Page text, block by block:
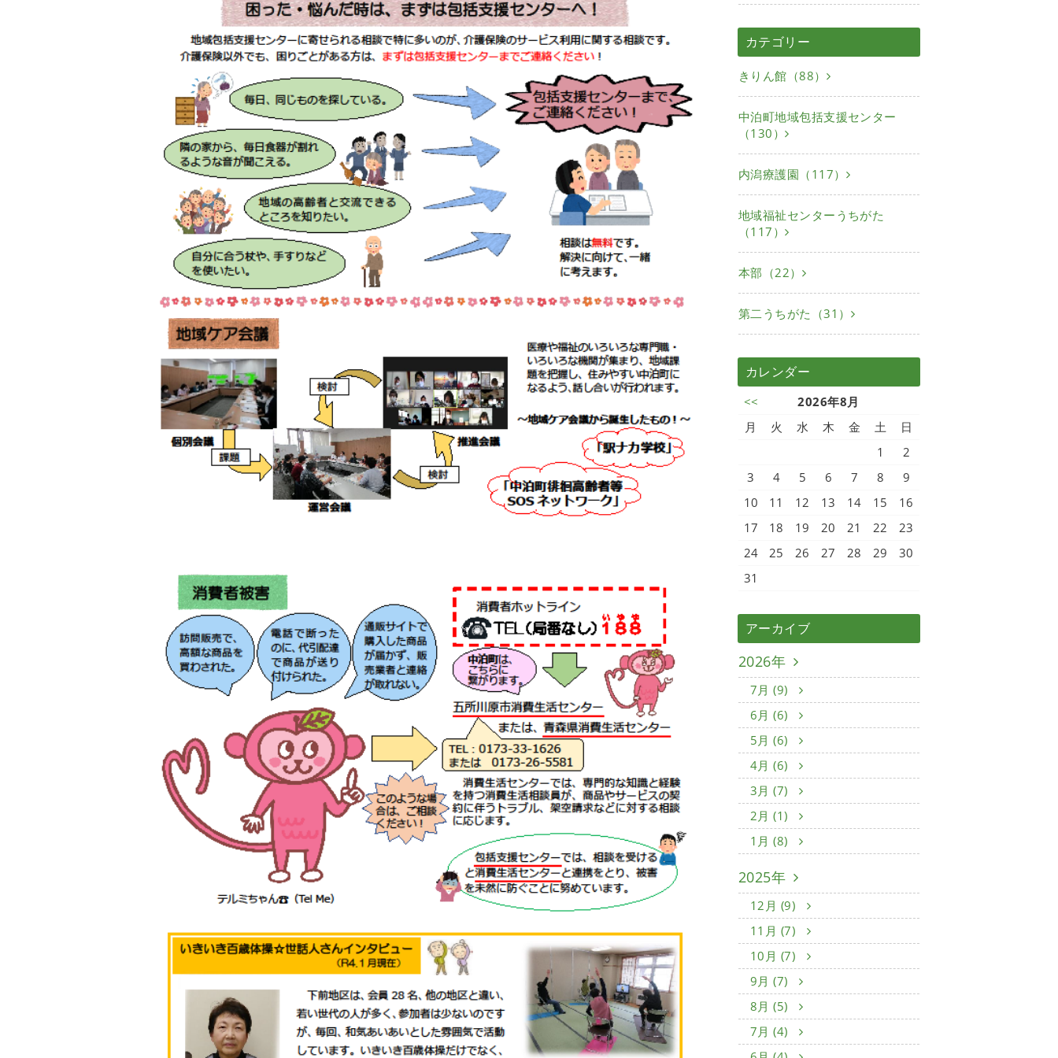
カテゴリー
きりん館（88）
中泊町地域包括支援センター
（130）
内潟療護園（117）
地域福祉センターうちがた
（117）
本部（22）
第二うちがた（31）
カレンダー
<<
2026年8月
月
火 水 木 金 土
日
1
2
3
4 5 6 7 8
9
10
11 12 13 14 15
16
17
18 19 20 21 22
23
24
25 26 27 28 29
30
31
アーカイブ
2026年
7月 (9)
6月 (6)
5月 (6)
4月 (6)
3月 (7)
2月 (1)
1月 (8)
2025年
12月 (9)
11月 (7)
10月 (7)
9月 (7)
8月 (5)
7月 (4)